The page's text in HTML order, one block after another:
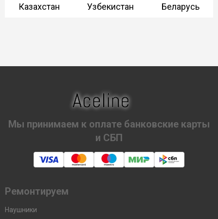
Казахстан Узбекистан Беларусь
Мы принимаем к оплате банковские карты
и СБП
Ремонтируем
Наушники